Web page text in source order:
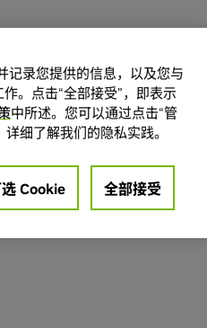
记录您提供的信息，以及您与
。点击“全部接受”，即表示
中所述。您可以通过点击“管
详细了解我们的隐私实践。
Cookie 全部接受